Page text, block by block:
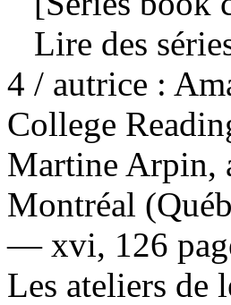
Lire des
4 / autrice :
College
Martine Arpin,
Montréal
— xvi, 126
Les ateliers de